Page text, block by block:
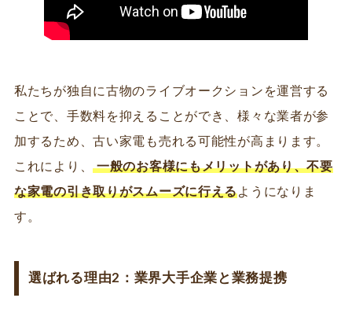
私たちが独自に古物のライブオークションを運営する
ことで、手数料を抑えることができ、様々な業者が参
加するため、古い家電も売れる可能性が高まります。
これにより、一般のお客様にもメリットがあり、不要
な家電の引き取りがスムーズに行えるようになりま
す。
選ばれる理由2：業界大手企業と業務提携